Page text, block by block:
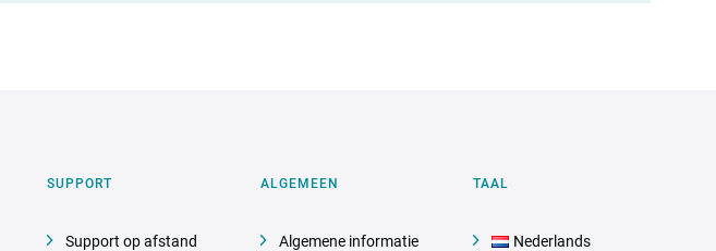
SUPPORT
Support op afstand
ALGEMEEN
Algemene informatie
TAAL
Nederlands